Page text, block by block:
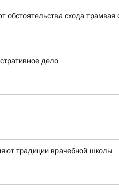
обстоятельства схода трамвая
дело
традиции врачебной школы